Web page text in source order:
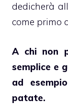
dedicherà
come primo
A chi non
semplice e
ad
patate.